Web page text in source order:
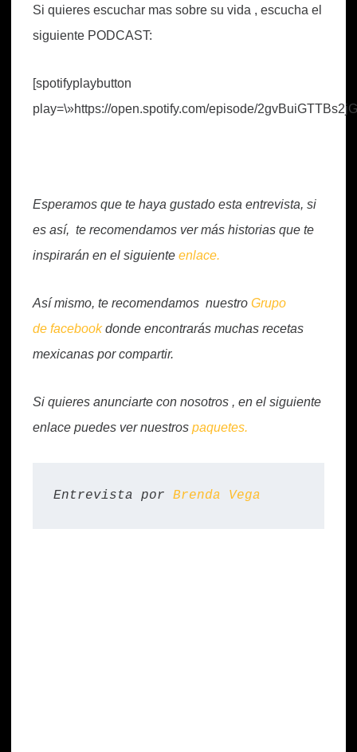
Si quieres escuchar mas sobre su vida , escucha el
siguiente PODCAST:
[spotifyplaybutton
play=\»https://open.spotify.com/episode/
Esperamos que te haya gustado esta entrevista, si
es así, te recomendamos ver más historias que te
inspirarán en el siguiente enlace.
Así mismo, te recomendamos nuestro Grupo
de facebookdonde encontrarás muchas recetas
mexicanas por compartir.
Si quieres anunciarte con nosotros , en el siguiente
enlace puedes ver nuestros paquetes.
Entrevista por Brenda Vega